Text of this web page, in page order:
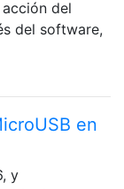
del
del software,
en
y